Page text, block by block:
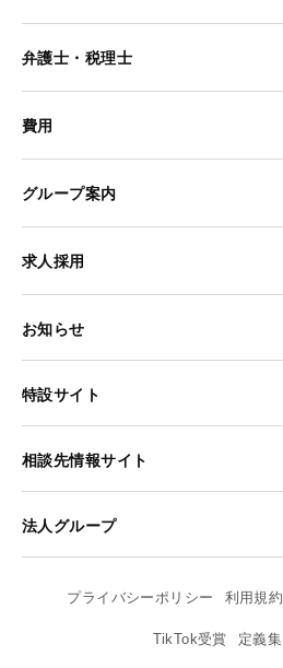
弁護士・税理士
費用
グループ案内
求人採用
お知らせ
特設サイト
相談先情報サイト
法人グループ
プライバシーポリシー 利用規約
TikTok受賞 定義集